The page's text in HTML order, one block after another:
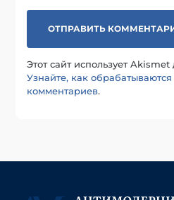
Этот сайт использует
Узнайте, как
комментариев.